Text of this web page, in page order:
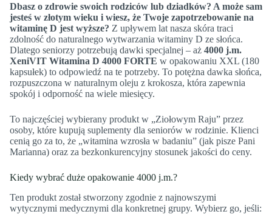
Dbasz o zdrowie swoich rodziców lub dziadków? A może sam
jesteś w złotym wieku i wiesz, że Twoje zapotrzebowanie na
witaminę D jest wyższe? Z upływem lat nasza skóra traci
zdolność do naturalnego wytwarzania witaminy D ze słońca.
Dlatego seniorzy potrzebują dawki specjalnej – aż 4000 j.m.
XeniVIT Witamina D 4000 FORTE w opakowaniu XXL (180
kapsułek) to odpowiedź na te potrzeby. To potężna dawka słońca,
rozpuszczona w naturalnym oleju z krokosza, która zapewnia
spokój i odporność na wiele miesięcy.
To najczęściej wybierany produkt w „Ziołowym Raju” przez
osoby, które kupują suplementy dla seniorów w rodzinie. Klienci
cenią go za to, że „witamina wzrosła w badaniu” (jak pisze Pani
Marianna) oraz za bezkonkurencyjny stosunek jakości do ceny.
Kiedy wybrać duże opakowanie 4000 j.m.?
Ten produkt został stworzony zgodnie z najnowszymi
wytycznymi medycznymi dla konkretnej grupy. Wybierz go, jeśli: